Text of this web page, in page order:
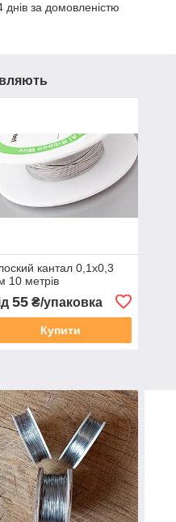
за домовленістю
кантал 0,1х0,3
10 метрів
55₴/упаковка
Купити